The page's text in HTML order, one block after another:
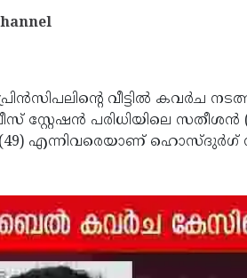
വീട്ടില്‍ കവര്‍ച
പരിധിയിലെ സതീശന്‍
(49) എന്നിവരെയാണ്